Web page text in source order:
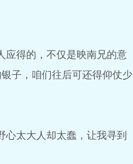
得的，不仅是映南兄的意
子，咱们往后可还得仰仗少
太大人却太蠢，让我寻到